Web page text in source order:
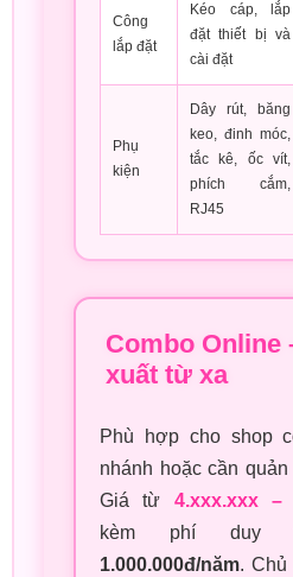
Công
lắp đặt
Kéo cáp, lắp
đặt thiết bị và
cài đặt
Phụ
kiện
Dây rút, băng
keo, đinh móc,
tắc kê, ốc vít,
phích cắm,
RJ45
Combo Online
xuất từ xa
Phù hợp cho shop
nhánh hoặc cần
Giá từ 4.xxx.xxx –
kèm phí duy
1.000.000đ/năm. Chủ